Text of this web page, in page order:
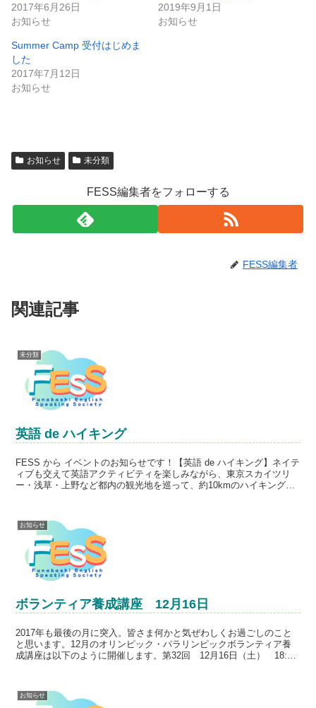
2017年6月26日
お知らせ
2019年9月1日
お知らせ
Summer Camp 受付はじめま
した
2017年7月12日
お知らせ
お知らせ 未分類
FESS編集者をフォローする
FESS編集者
関連記事
未分類
英語 de ハイキング
FESS から イベントのお知らせです！【英語 de ハイキング】ネイテ
ィブも交えて英語アクティビティを楽しみながら、東京スカイツリ
ー・浅草・上野など都内の観光地を巡って、約10kmのハイキングを
お知らせ
ボランティア養成講座 12月16日
2017年も最後の月に突入。皆さま何かと気ぜわしくお過ごしのこと
と思います。12月のオリンピック・パラリンピックボランティア養
成講座は以下のように開催します。第32回 12月16日（土） 18:10-
お知らせ